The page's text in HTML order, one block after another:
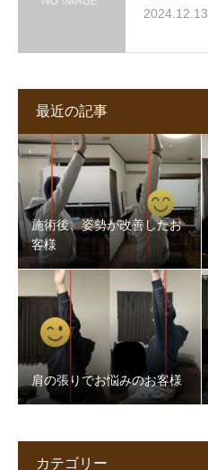
2024.12.13
最近の記事
施術後、姿勢が改善したお
客様
肩の張りでお悩みのお客様
カテゴリー